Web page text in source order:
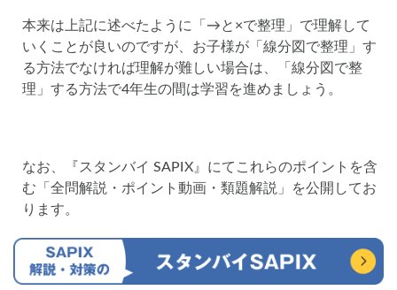
本来は上記に述べたように「→と×で整理」で理解して
いくことが良いのですが、お子様が「線分図で整理」す
る方法でなければ理解が難しい場合は、「線分図で整
理」する方法で4年生の間は学習を進めましょう。
なお、『スタンバイ SAPIX』にてこれらのポイントを含
む「全問解説・ポイント動画・類題解説」を公開してお
ります。